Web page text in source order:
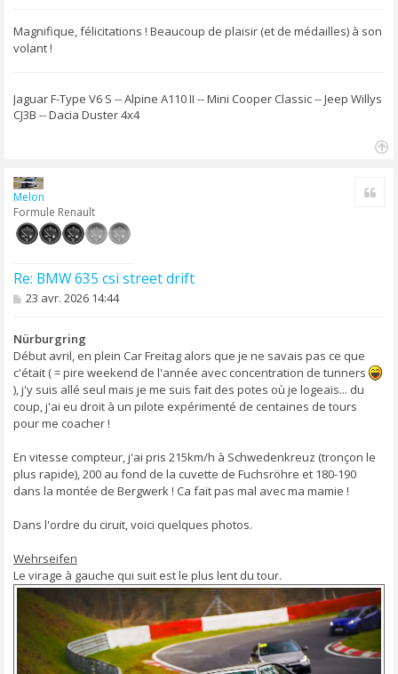
s
a
g
Magnifique, félicitations ! Beaucoup de plaisir (et de médailles) à son
volant !
Jaguar F-Type V6 S -- Alpine A110 II -- Mini Cooper Classic -- Jeep Willys
CJ3B -- Dacia Duster 4x4
Melon
Formule Renault
Re: BMW 635 csi street drift
M
s
a
g
e
23 avr. 2026 14:44
Nürburgring
Début avril, en plein Car Freitag alors que je ne savais pas ce que
c'était ( = pire weekend de l'année avec concentration de tunners
), j'y suis allé seul mais je me suis fait des potes où je logeais... du
coup, j'ai eu droit à un pilote expérimenté de centaines de tours
pour me coacher !
En vitesse compteur, j'ai pris 215km/h à Schwedenkreuz (tronçon le
plus rapide), 200 au fond de la cuvette de Fuchsröhre et 180-190
dans la montée de Bergwerk ! Ca fait pas mal avec ma mamie !
Dans l'ordre du ciruit, voici quelques photos.
Wehrseifen
Le virage à gauche qui suit est le plus lent du tour.